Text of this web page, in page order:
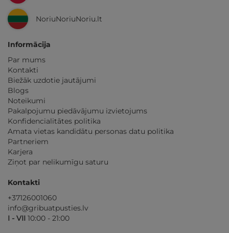
NoriuNoriuNoriu.lt
Informācija
Par mums
Kontakti
Biežāk uzdotie jautājumi
Blogs
Noteikumi
Pakalpojumu piedāvājumu izvietojums
Konfidencialitātes politika
Amata vietas kandidātu personas datu politika
Partneriem
Karjera
Ziņot par nelikumīgu saturu
Kontakti
+37126001060
info@gribuatpusties.lv
I - VII 10:00 - 21:00